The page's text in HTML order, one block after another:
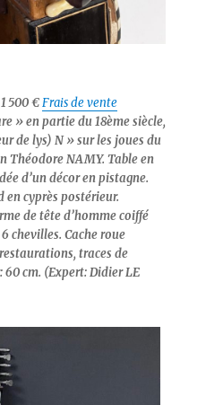
500 €Frais de vente
» en partie du 18ème siècle,
de lys) N » sur les joues du
Théodore NAMY. Table en
d’un décor en pistagne.
en cyprès postérieur.
de tête d’homme coiffé
chevilles. Cache roue
traces de
cm. (Expert: Didier LE